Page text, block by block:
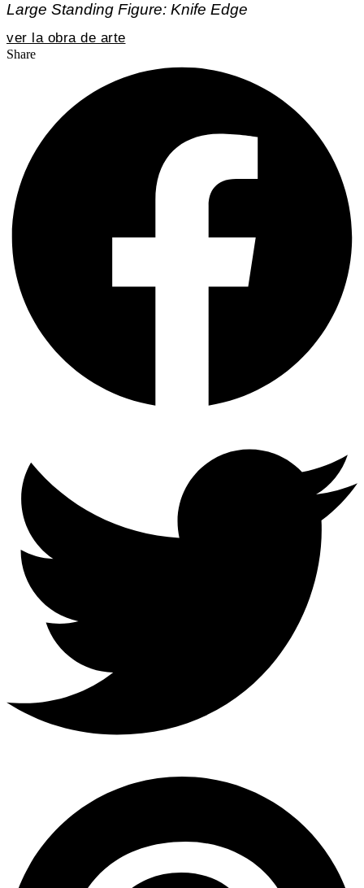
Large Standing Figure: Knife Edge
ver la obra de arte
Share